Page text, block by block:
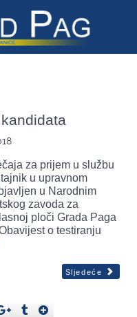
za prijem u službu
u upravnom
u Narodnim
zavoda za
ploči Grada Paga
o testiranju
Sljedeće